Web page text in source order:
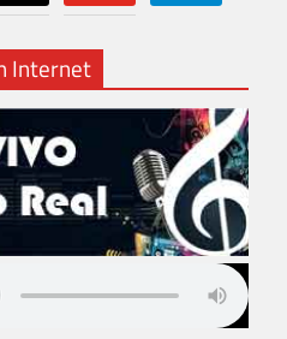
Internet